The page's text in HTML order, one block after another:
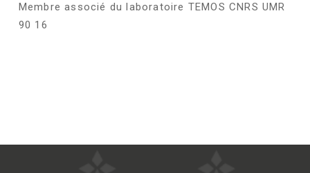
Membre associé du laboratoire TEMOS CNRS UMR
90 16